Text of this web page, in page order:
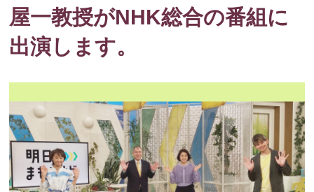
屋一教授がNHK総合の番組に
出演します。